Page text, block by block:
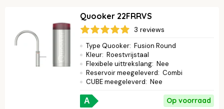
Quooker 22FRRVS
3 reviews
Type Quooker: Fusion Round
Kleur: Roestvrijstaal
Flexibele uittrekslang: Nee
Reservoir meegeleverd: Combi
CUBE meegeleverd: Nee
A Op voorraad